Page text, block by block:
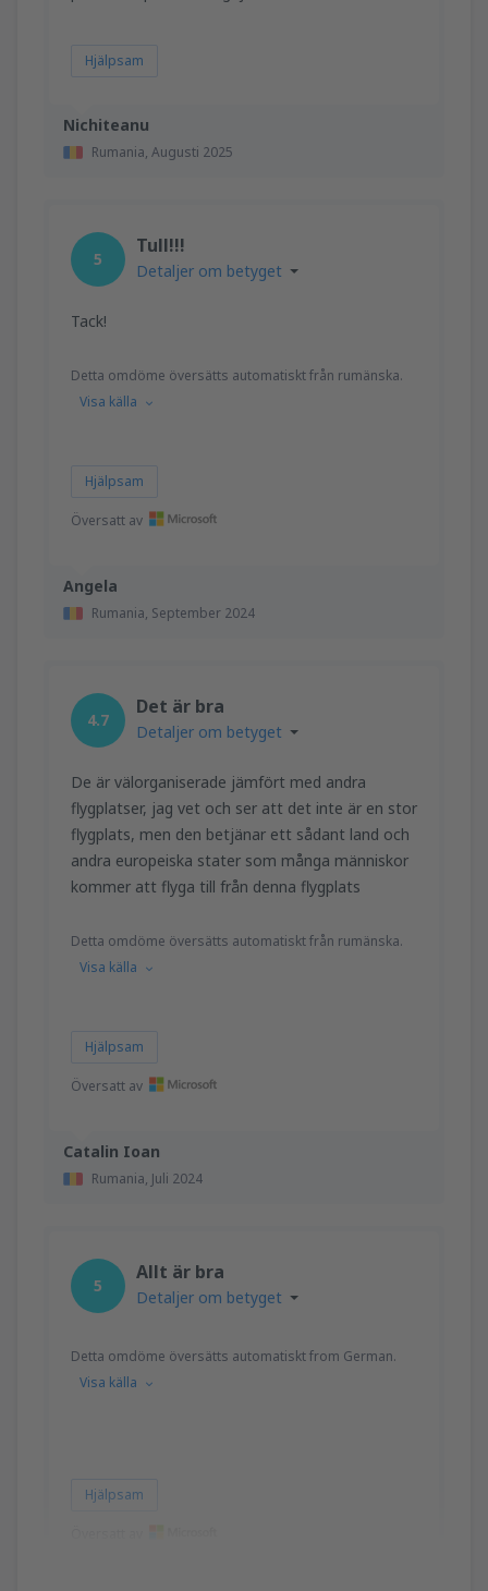
Nichiteanu
Rumania, Augusti 2025
Hjälpsam
Angela
Rumania, September 2024
5
Tull!!!
Detaljer om betyget
Tack!
Detta omdöme översätts automatiskt från rumänska.
Visa källa
Hjälpsam
Översatt av
Catalin Ioan
Rumania, Juli 2024
4.7
Det är bra
Detaljer om betyget
De är välorganiserade jämfört med andra
flygplatser, jag vet och ser att det inte är en stor
flygplats, men den betjänar ett sådant land och
andra europeiska stater som många människor
kommer att flyga till från denna flygplats
Detta omdöme översätts automatiskt från rumänska.
Visa källa
Hjälpsam
Översatt av
5
Allt är bra
Detaljer om betyget
Detta omdöme översätts automatiskt from German.
Visa källa
Hjälpsam